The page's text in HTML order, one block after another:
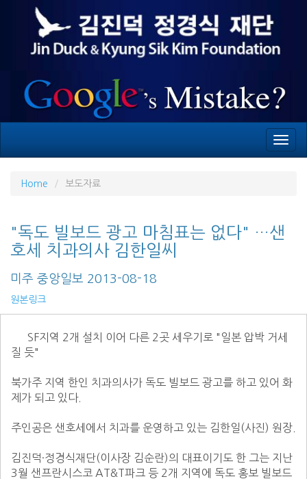
Home 보도자료
"독도 빌보드 광고 마침표는 없다" …샌
호세 치과의사 김한일씨
미주 중앙일보 2013-08-18
원본링크
질 듯"
북가주 지역 한인 치과의사가 독도 빌보드 광고를 하고 있어 화
제가 되고 있다.
주인공은 샌호세에서 치과를 운영하고 있는 김한일(사진) 원장.
김진덕·정경식재단(이사장 김순란)의 대표이기도 한 그는 지난
3월 샌프란시스코 AT&T파크 등 2개 지역에 독도 홍보 빌보드